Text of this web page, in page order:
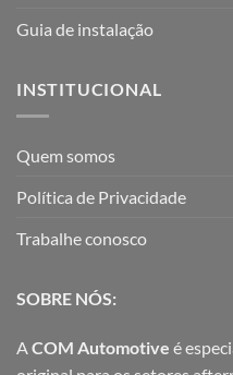
Guia de instalação
INSTITUCIONAL
Quem somos
Política de Privacidade
Trabalhe conosco
SOBRE NÓS:
ACOM Automotive é